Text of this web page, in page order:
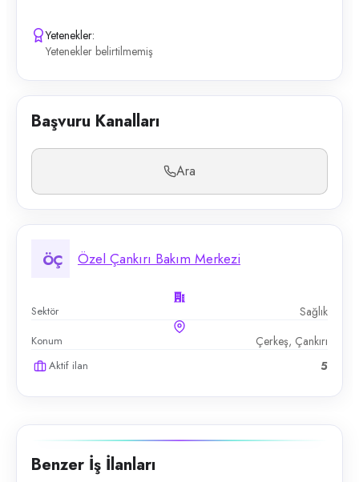
Yetenekler:
Yetenekler belirtilmemiş
Başvuru Kanalları
Ara
ÖÇ Özel Çankırı Bakım Merkezi
Sektör Sağlık
Konum Çerkeş, Çankırı
Aktif ilan 5
Benzer İş İlanları